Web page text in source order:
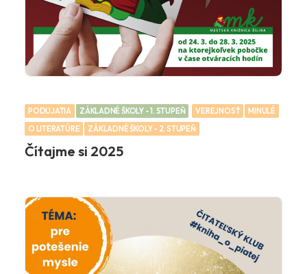
PODUJATIA ZÁKLADNÉ ŠKOLY - 1. STUPEŇ VEREJNOSŤ
MINULÉ
O LITERATÚRE
ZÁKLADNÉ ŠKOLY - 2. STUPEŇ
Čítajme si 2025